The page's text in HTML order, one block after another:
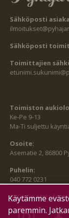
Sähköposti
Sähköposti
Toimittajien
Toimiston
Ke-Pe 9-13
Ma-Ti suljettu
Osoite:
Asematie 2, 86800
Puhelin:
040 772 0231
SEURAA MEITÄ
Käytämme
paremmin.